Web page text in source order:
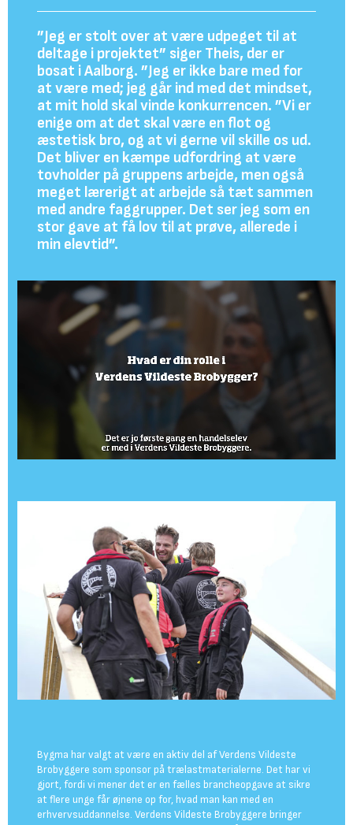
”Jeg er stolt over at være udpeget til at
deltage i projektet” siger Theis, der er
bosat i Aalborg. ”Jeg er ikke bare med for
at være med; jeg går ind med det mindset,
at mit hold skal vinde konkurrencen. ”Vi er
enige om at det skal være en flot og
æstetisk bro, og at vi gerne vil skille os ud.
Det bliver en kæmpe udfordring at være
tovholder på gruppens arbejde, men også
meget lærerigt at arbejde så tæt sammen
med andre faggrupper. Det ser jeg som en
stor gave at få lov til at prøve, allerede i
min elevtid”.
Bygma har valgt at være en aktiv del af Verdens Vildeste
Brobyggere som sponsor på trælastmaterialerne. Det har vi
gjort, fordi vi mener det er en fælles brancheopgave at sikre
at flere unge får øjnene op for, hvad man kan med en
erhvervsuddannelse. Verdens Vildeste Brobyggere bringer